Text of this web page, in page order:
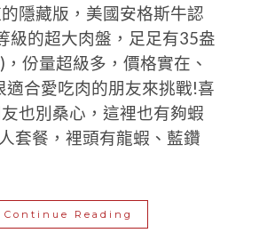
隱藏版，美國安格斯牛認
級的超大肉盤，足足有35盎
份量超級多，價格實在、
適合愛吃肉的朋友來挑戰!喜
也別桑心，這裡也有夠蝦
套餐，裡頭有龍蝦、藍鑽
Continue Reading